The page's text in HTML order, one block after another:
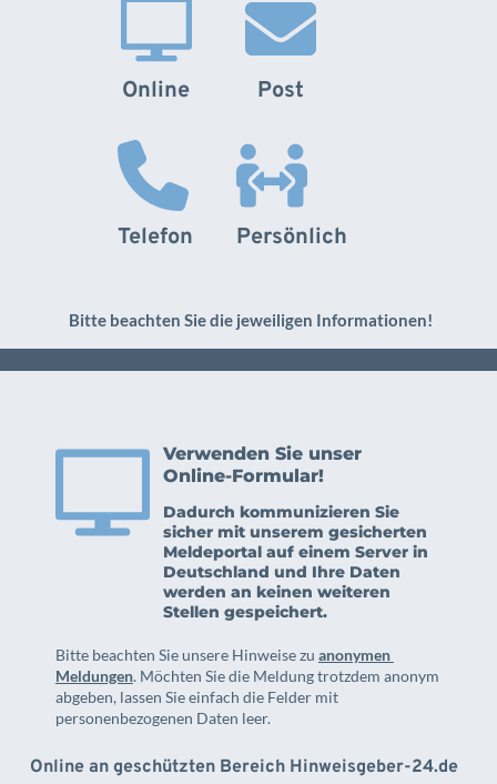
Online Post
Telefon Persönlich
Bitte beachten Sie die jeweiligen Informationen!
Verwenden Sie unser
Online-Formular!
Dadurch kommunizieren Sie
sicher mit unserem gesicherten
Meldeportal auf einem Server in
Deutschland und Ihre Daten
werden an keinen weiteren
Stellen gespeichert.
Bitte beachten Sie unsere Hinweise zu anonymen
Meldungen. Möchten Sie die Meldung trotzdem anonym
abgeben, lassen Sie einfach die Felder mit
personenbezogenen Daten leer.
Online an geschützten Bereich Hinweisgeber-24.de